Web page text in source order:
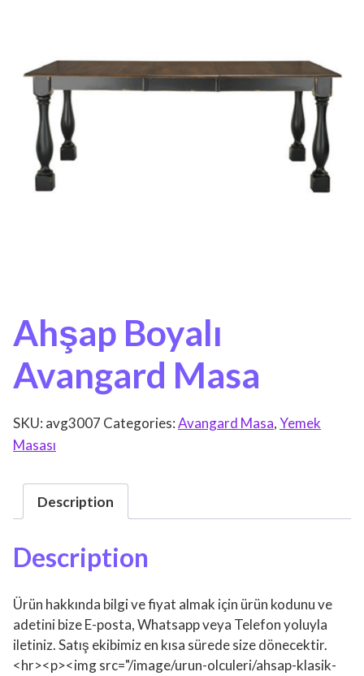
Ahşap Boyalı
Avangard Masa
SKU: avg3007 Categories:Avangard Masa,Yemek
Masası
Description
Description
Ürün hakkında bilgi ve fiyat almak için ürün kodunu ve
adetini bize E-posta, Whatsapp veya Telefon yoluyla
iletiniz. Satış ekibimiz en kısa sürede size dönecektir.
<hr><p><img src="/image/urun-olculeri/ahsap-klasik-